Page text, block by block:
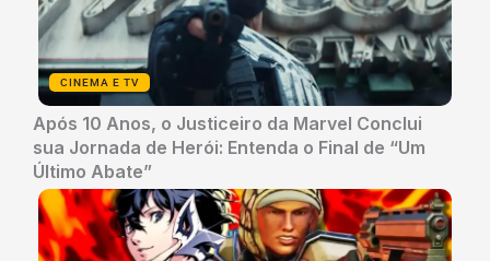
CINEMA E TV
Após 10 Anos, o Justiceiro da Marvel Conclui
sua Jornada de Herói: Entenda o Final de “Um
Último Abate”